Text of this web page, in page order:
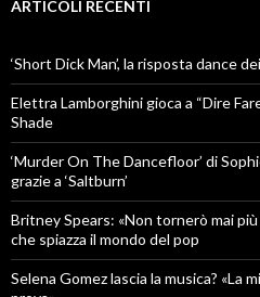
ARTICOLI RECENTI
‘Short Dick Man’, la risposta dance
Elettra Lamborghini gioca a “Dire
Shade
‘Murder On The Dancefloor’ di
grazie a ‘Saltburn’
Britney Spears: «Non tornerò mai
che spiazza il mondo del pop
Selena Gomez lascia la musica? «La